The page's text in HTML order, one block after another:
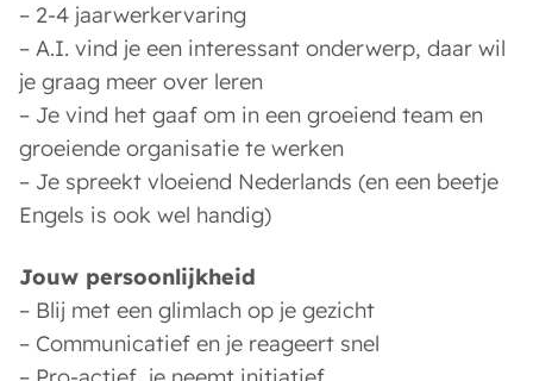
– 2-4 jaarwerkervaring
– A.I. vind je een interessant onderwerp, daar wil
je graag meer over leren
– Je vind het gaaf om in een groeiend team en
groeiende organisatie te werken
– Je spreekt vloeiend Nederlands (en een beetje
Engels is ook wel handig)
Jouw persoonlijkheid
– Blij met een glimlach op je gezicht
– Communicatief en je reageert snel